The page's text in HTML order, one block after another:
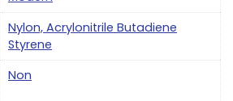
‎Nylon, Acrylonitrile Butadiene
Styrene
‎Non